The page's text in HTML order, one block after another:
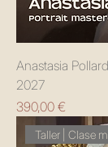
Anastasia
2027
Precio
390,00 €
Taller | Clase